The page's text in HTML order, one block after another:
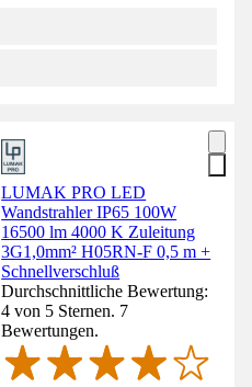
LUMAK PRO LED
Wandstrahler IP65 100W
16500 lm 4000 K Zuleitung
3G1,0mm² H05RN-F 0,5 m +
Schnellverschluß
Durchschnittliche Bewertung:
4 von 5 Sternen. 7
Bewertungen.